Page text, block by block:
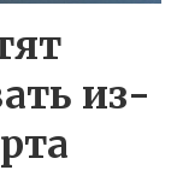
из-